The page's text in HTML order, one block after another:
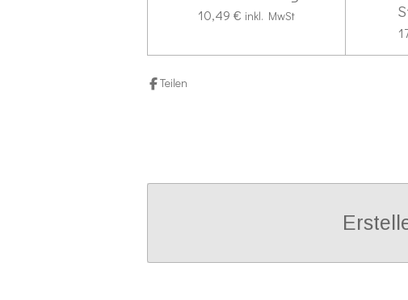
10,49 € inkl. MwSt
Teilen